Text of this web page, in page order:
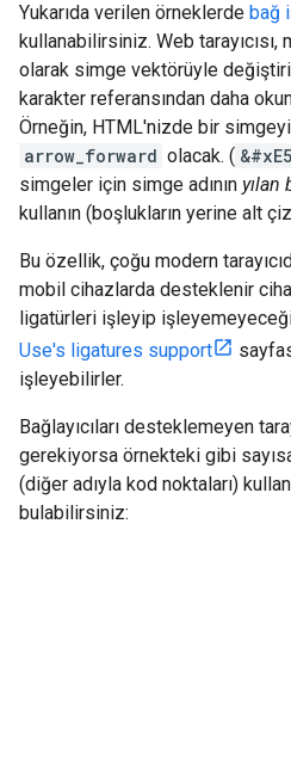
Yukarıda verilen örneklerde bağ
kullanabilirsiniz. Web
olarak simge vektörüyle
karakter referansından daha
Örneğin, HTML'nizde bir
arrow_forward olacak. (
simgeler için simge adının
kullanın (boşlukların yerine alt
Bu özellik, çoğu modern
mobil cihazlarda desteklenir
ligatürleri işleyip
Use's ligatures support
işleyebilirler.
Bağlayıcıları desteklemeyen
gerekiyorsa örnekteki gibi
(diğer adıyla kod noktaları)
bulabilirsiniz: